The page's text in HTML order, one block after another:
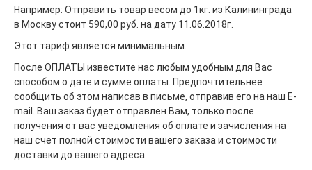
Например: Отправить товар весом до 1кг. из Калининграда
в Москву стоит 590,00 руб. на дату 11.06.2018г.
Этот тариф является минимальным.
После ОПЛАТЫ известите нас любым удобным для Вас
способом о дате и сумме оплаты. Предпочтительнее
сообщить об этом написав в письме, отправив его на наш E-
mail. Ваш заказ будет отправлен Вам, только после
получения от вас уведомления об оплате и зачисления на
наш счет полной стоимости вашего заказа и стоимости
доставки до вашего адреса.